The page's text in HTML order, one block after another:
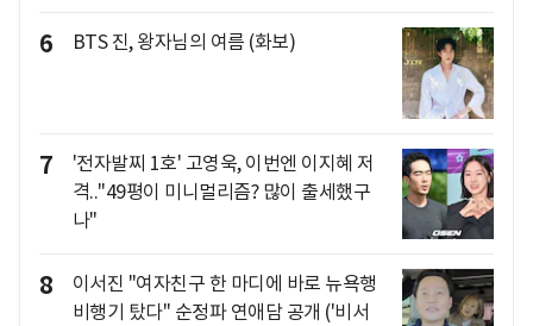
6 BTS 진, 왕자님의 여름 (화보)
7
'전자발찌 1호' 고영욱, 이번엔 이지혜 저
격.."49평이 미니멀리즘? 많이 출세했구
나"
8
이서진 "여자친구 한 마디에 바로 뉴욕행
비행기 탔다" 순정파 연애담 공개 ('비서